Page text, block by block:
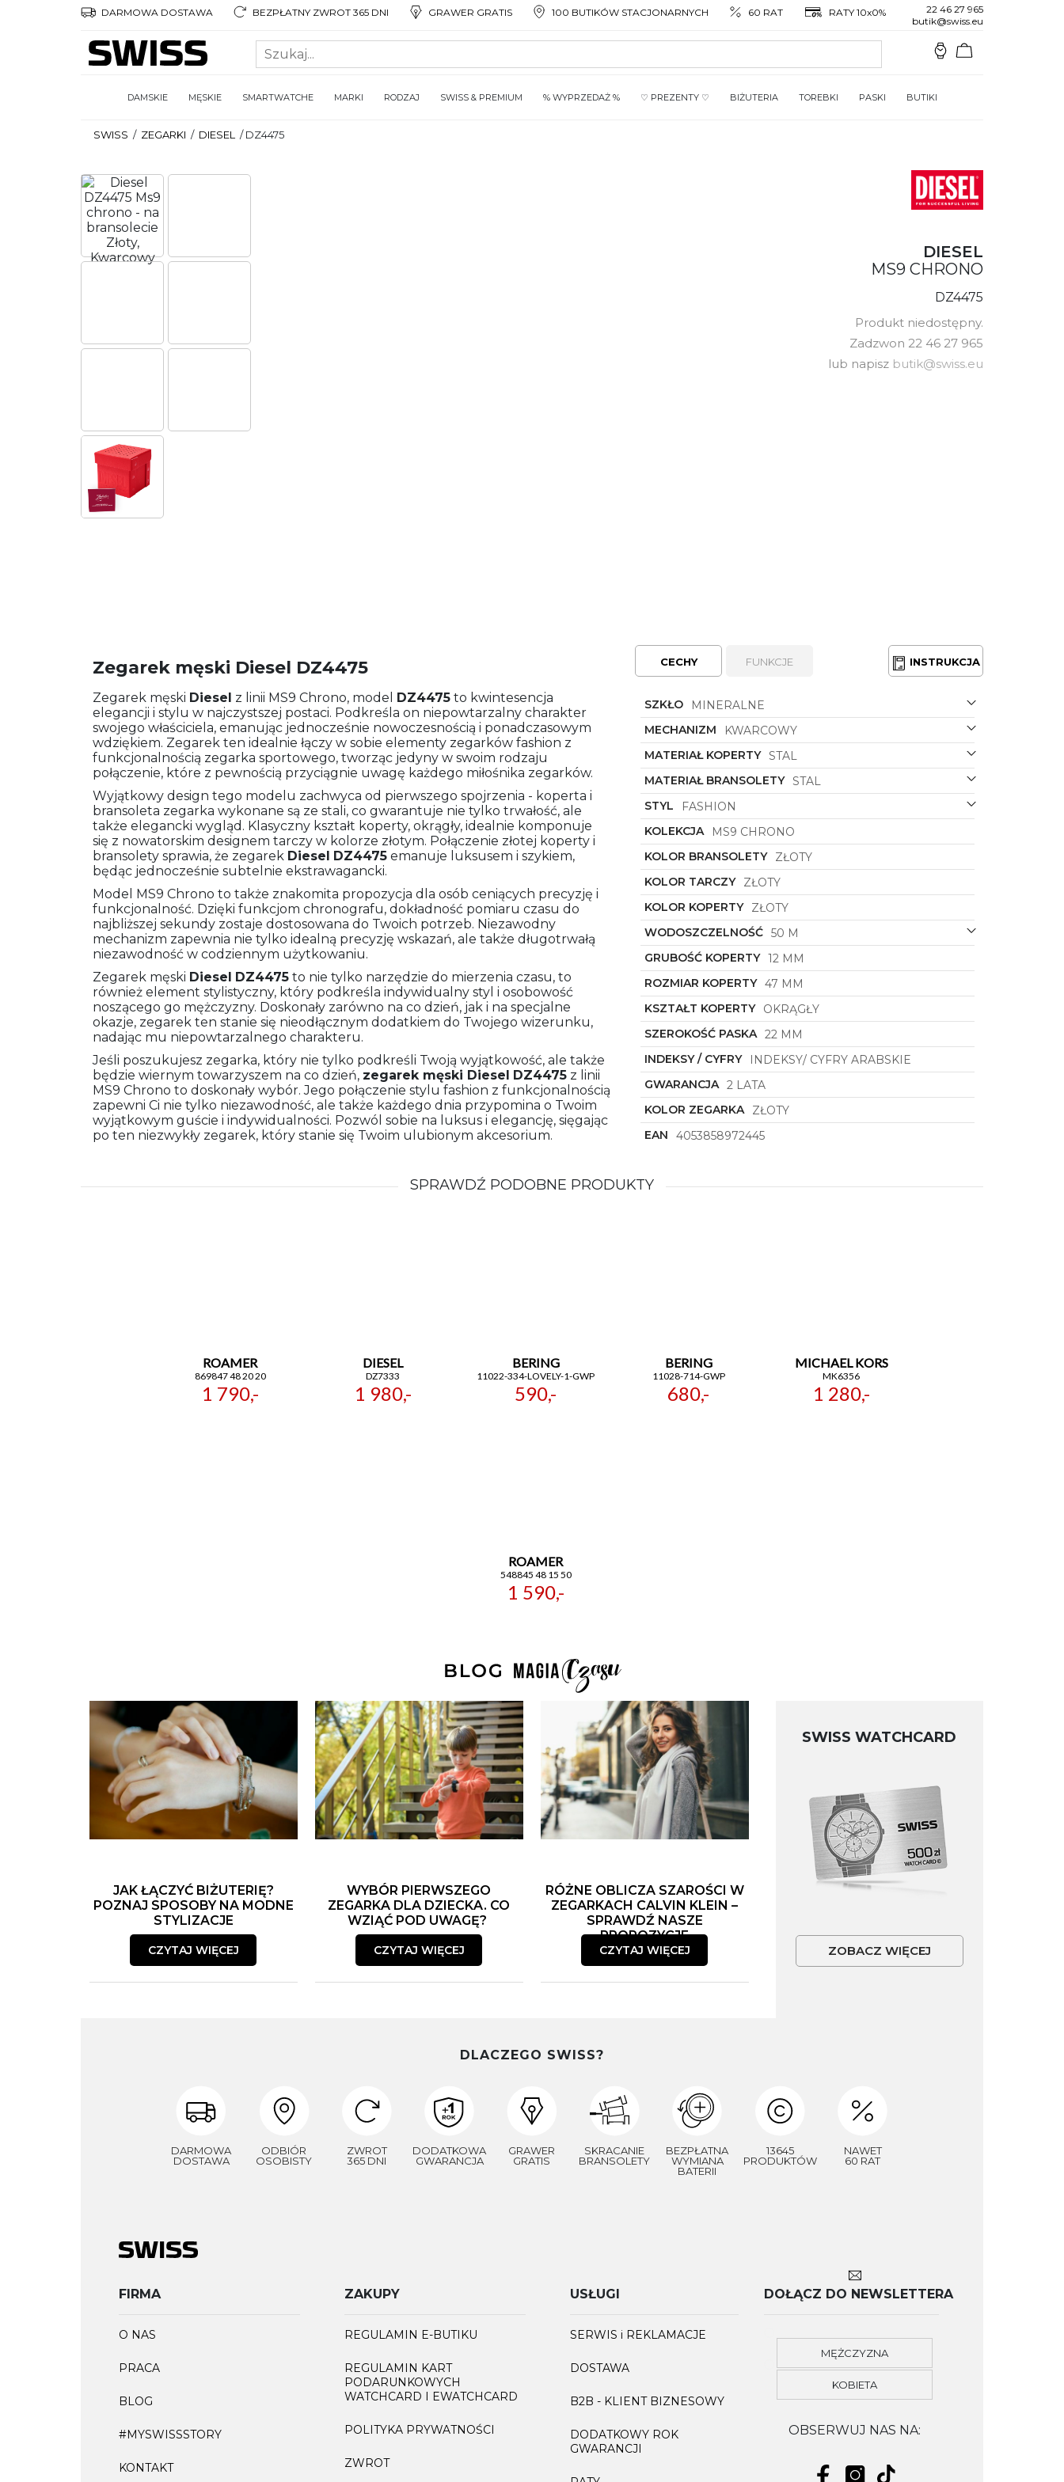
DARMOWA DOSTAWA BEZPŁATNY ZWROT 365 DNI GRAWER GRATIS 100 BUTIKÓW STACJONARNYCH 60 RAT RATY 10x0%
22 46 27 965
butik@swiss.eu
DAMSKIE MĘSKIE SMARTWATCHE MARKI RODZAJ SWISS & PREMIUM % WYPRZEDAŻ % ♡ PREZENTY ♡ BIŻUTERIA TOREBKI PASKI BUTIKI
SWISS / ZEGARKI / DIESEL /DZ4475
DIESEL
MS9 CHRONO
DZ4475
Produkt niedostępny.
Zadzwon 22 46 27 965
lub napisz butik@swiss.eu
Zegarek męski Diesel DZ4475
Zegarek męski Diesel z linii MS9 Chrono, model DZ4475 to kwintesencja
elegancji i stylu w najczystszej postaci. Podkreśla on niepowtarzalny charakter
swojego właściciela, emanując jednocześnie nowoczesnością i ponadczasowym
wdziękiem. Zegarek ten idealnie łączy w sobie elementy zegarków fashion z
funkcjonalnością zegarka sportowego, tworząc jedyny w swoim rodzaju
połączenie, które z pewnością przyciągnie uwagę każdego miłośnika zegarków.
Wyjątkowy design tego modelu zachwyca od pierwszego spojrzenia - koperta i
bransoleta zegarka wykonane są ze stali, co gwarantuje nie tylko trwałość, ale
także elegancki wygląd. Klasyczny kształt koperty, okrągły, idealnie komponuje
się z nowatorskim designem tarczy w kolorze złotym. Połączenie złotej koperty i
bransolety sprawia, że zegarek Diesel DZ4475 emanuje luksusem i szykiem,
będąc jednocześnie subtelnie ekstrawagancki.
Model MS9 Chrono to także znakomita propozycja dla osób ceniących precyzję i
funkcjonalność. Dzięki funkcjom chronografu, dokładność pomiaru czasu do
najbliższej sekundy zostaje dostosowana do Twoich potrzeb. Niezawodny
mechanizm zapewnia nie tylko idealną precyzję wskazań, ale także długotrwałą
niezawodność w codziennym użytkowaniu.
Zegarek męski Diesel DZ4475 to nie tylko narzędzie do mierzenia czasu, to
również element stylistyczny, który podkreśla indywidualny styl i osobowość
noszącego go mężczyzny. Doskonały zarówno na co dzień, jak i na specjalne
okazje, zegarek ten stanie się nieodłącznym dodatkiem do Twojego wizerunku,
nadając mu niepowtarzalnego charakteru.
Jeśli poszukujesz zegarka, który nie tylko podkreśli Twoją wyjątkowość, ale także
będzie wiernym towarzyszem na co dzień, zegarek męski Diesel DZ4475 z linii
MS9 Chrono to doskonały wybór. Jego połączenie stylu fashion z funkcjonalnością
zapewni Ci nie tylko niezawodność, ale także każdego dnia przypomina o Twoim
wyjątkowym guście i indywidualności. Pozwól sobie na luksus i elegancję, sięgając
po ten niezwykły zegarek, który stanie się Twoim ulubionym akcesorium.
CECHY FUNKCJE INSTRUKCJA
SZKŁO
MINERALNE
MECHANIZM
KWARCOWY
MATERIAŁ KOPERTY STAL
MATERIAŁ BRANSOLETY STAL
STYL
FASHION
KOLEKCJA
MS9 CHRONO
KOLOR BRANSOLETY
ZŁOTY
KOLOR TARCZY
ZŁOTY
KOLOR KOPERTY
ZŁOTY
WODOSZCZELNOŚĆ 50 M
GRUBOŚĆ KOPERTY 12 MM
ROZMIAR KOPERTY 47 MM
KSZTAŁT KOPERTY
OKRĄGŁY
SZEROKOŚĆ PASKA 22 MM
INDEKSY / CYFRY
INDEKSY/ CYFRY ARABSKIE
GWARANCJA 2 LATA
KOLOR ZEGARKA
ZŁOTY
EAN
4053858972445
SPRAWDŹ PODOBNE PRODUKTY
ROAMER
869847 48 20 20
1 790,-
DIESEL
DZ7333
1 980,-
BERING
11022-334-LOVELY-1-GWP
590,-
BERING
11028-714-GWP
680,-
MICHAEL KORS
MK6356
1 280,-
ROAMER
548845 48 15 50
1 590,-
JAK ŁĄCZYĆ BIŻUTERIĘ?
POZNAJ SPOSOBY NA MODNE
STYLIZACJE
CZYTAJ WIĘCEJ
WYBÓR PIERWSZEGO
ZEGARKA DLA DZIECKA. CO
WZIĄĆ POD UWAGĘ?
CZYTAJ WIĘCEJ
RÓŻNE OBLICZA SZAROŚCI W
ZEGARKACH CALVIN KLEIN –
SPRAWDŹ NASZE
PROPOZYCJE
CZYTAJ WIĘCEJ
SWISS WATCHCARD
ZOBACZ WIĘCEJ
DLACZEGO SWISS?
DARMOWA
DOSTAWA
ODBIÓR
OSOBISTY
ZWROT
365 DNI
DODATKOWA
GWARANCJA
GRAWER
GRATIS
SKRACANIE
BRANSOLETY
BEZPŁATNA
WYMIANA
BATERII
13645
PRODUKTÓW
NAWET
60 RAT
FIRMA
O NAS
PRACA
BLOG
#MYSWISSSTORY
KONTAKT
ZAKUPY
REGULAMIN E-BUTIKU
REGULAMIN KART
PODARUNKOWYCH
WATCHCARD I EWATCHCARD
POLITYKA PRYWATNOŚCI
ZWROT
USŁUGI
SERWIS i REKLAMACJE
DOSTAWA
B2B - KLIENT BIZNESOWY
DODATKOWY ROK
GWARANCJI
DOŁĄCZ DO NEWSLETTERA
MĘŻCZYZNA
KOBIETA
OBSERWUJ NAS NA: